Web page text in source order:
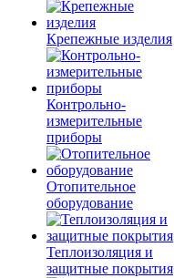
Крепежные изделия
Контрольно-
измерительные
приборы
Отопительное
оборудование
Теплоизоляция и
защитные покрытия